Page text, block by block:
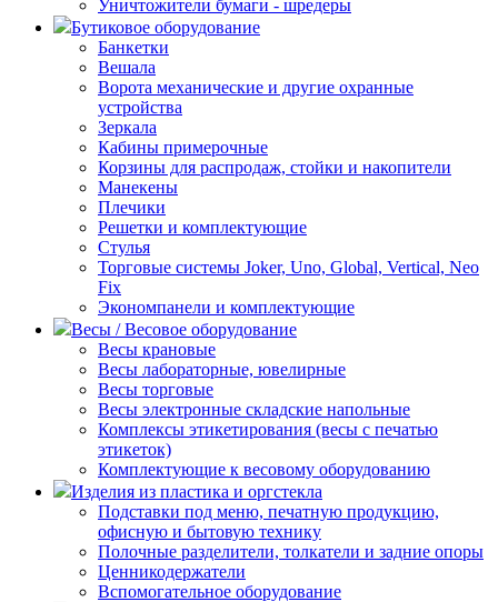
Уничтожители бумаги - шредеры
Бутиковое оборудование
Банкетки
Вешала
Ворота механические и другие охранные
устройства
Зеркала
Кабины примерочные
Корзины для распродаж, стойки и накопители
Манекены
Плечики
Решетки и комплектующие
Стулья
Торговые системы Joker, Uno, Global, Vertical, Neo
Fix
Экономпанели и комплектующие
Весы / Весовое оборудование
Весы крановые
Весы лабораторные, ювелирные
Весы торговые
Весы электронные складские напольные
Комплексы этикетирования (весы с печатью
этикеток)
Комплектующие к весовому оборудованию
Изделия из пластика и оргстекла
Подставки под меню, печатную продукцию,
офисную и бытовую технику
Полочные разделители, толкатели и задние опоры
Ценникодержатели
Вспомогательное оборудование